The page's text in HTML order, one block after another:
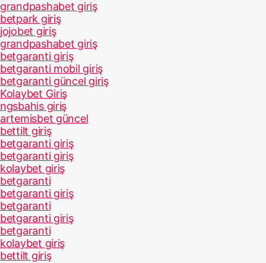
grandpashabet giriş
betpark giriş
jojobet giriş
grandpashabet giriş
betgaranti giriş
betgaranti mobil giriş
betgaranti güncel giriş
Kolaybet Giriş
ngsbahis giriş
artemisbet güncel
bettilt giriş
betgaranti giriş
betgaranti giriş
kolaybet giriş
betgaranti
betgaranti giriş
betgaranti
betgaranti giriş
betgaranti
kolaybet giriş
bettilt giriş